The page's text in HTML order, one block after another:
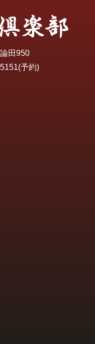
田950
(予約)